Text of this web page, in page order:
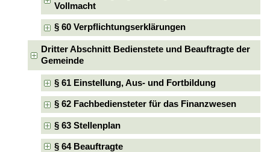
Vollmacht
§ 60 Verpflichtungserklärungen
Dritter Abschnitt Bedienstete und Beauftragte der
Gemeinde
§ 61 Einstellung, Aus- und Fortbildung
§ 62 Fachbediensteter für das Finanzwesen
§ 63 Stellenplan
§ 64 Beauftragte